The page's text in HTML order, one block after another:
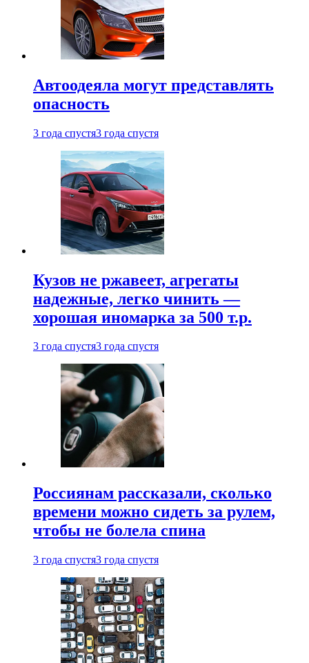
Автоодеяла могут представлять
опасность
3 года спустя3 года спустя
Кузов не ржавеет, агрегаты
надежные, легко чинить —
хорошая иномарка за 500 т.р.
3 года спустя3 года спустя
Россиянам рассказали, сколько
времени можно сидеть за рулем,
чтобы не болела спина
3 года спустя3 года спустя